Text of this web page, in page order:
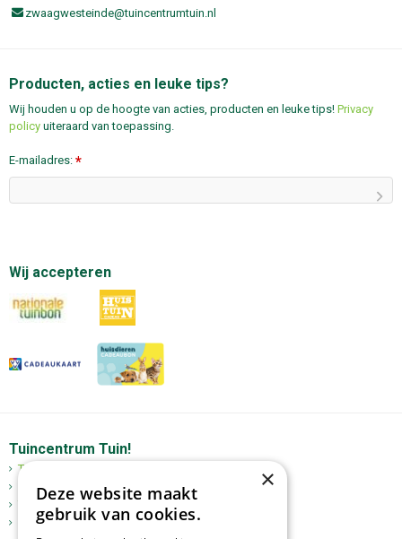
zwaagwesteinde@tuincentrumtuin.nl
Producten, acties en leuke tips?
Wij houden u op de hoogte van acties, producten en leuke tips! Privacy
policy uiteraard van toepassing.
E-mailadres: *
Wij accepteren
Tuincentrum Tuin!
Tuincentrum
Mediterrane bomen
Kerst
×
Deze website maakt
gebruik van cookies.